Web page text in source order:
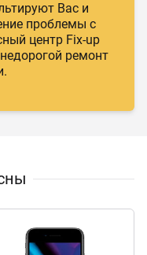
Вас и
проблемы с
центр Fix-up
ремонт